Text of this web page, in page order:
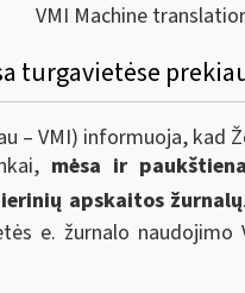
VMI Machine
turgavietėse
– VMI) informuoja,
mėsa ir
apskaitos žurnalų
e. žurnalo